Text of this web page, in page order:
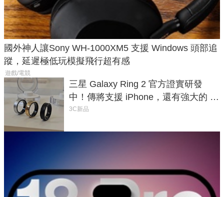
國外神人讓Sony WH-1000XM5 支援 Windows 頭部追
蹤，延遲極低玩模擬飛行超有感
遊戲/電競
三星 Galaxy Ring 2 官方證實研發
中！傳將支援 iPhone，還有強大的 AI
與智慧家電連動功能
3C新品